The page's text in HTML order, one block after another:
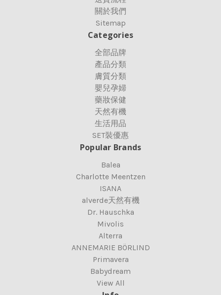
關於我們
Sitemap
Categories
全部品牌
產品分類
膚質分類
嬰兒孕婦
藥妝保健
天然有機
生活用品
SET裝優惠
Popular Brands
Balea
Charlotte Meentzen
ISANA
alverde天然有機
Dr. Hauschka
Mivolis
Alterra
ANNEMARIE BÖRLIND
Primavera
Babydream
View All